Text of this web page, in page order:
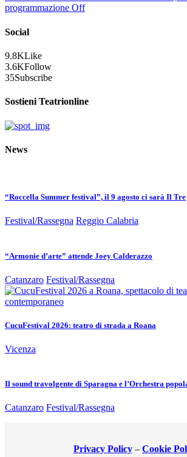
programmazione Off
Social
9.8KLike
3.6KFollow
35Subscribe
Sostieni Teatrionline
News
“Roccella Summer festival”, il 9 agosto ci sarà Il Tre
Festival/Rassegna Reggio Calabria
“Armonie d’arte” attende Joey Calderazzo
Catanzaro Festival/Rassegna
CucuFestival 2026: teatro di strada a Roana
Vicenza
Il sound travolgente di Sparagna e l’Orchestra
Catanzaro Festival/Rassegna
Privacy Policy – Cookie